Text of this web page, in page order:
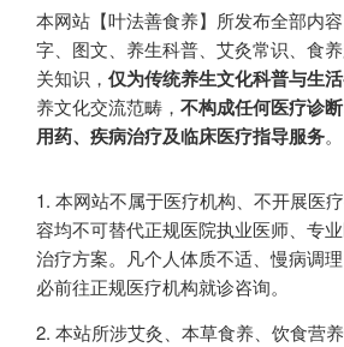
本网站【叶法善食养】所发布全部内
字、图文、养生科普、艾灸常识、食
关知识， 仅为传统养生文化科普与生
养文化交流范畴， 不构成任何医疗诊
用药、疾病治疗及临床医疗指导服务。
本网站不属于医疗机构、不开展医
容均不可替代正规医院执业医师、专
治疗方案。凡个人体质不适、慢病调
必前往正规医疗机构就诊咨询。
本站所涉艾灸、本草食养、饮食营